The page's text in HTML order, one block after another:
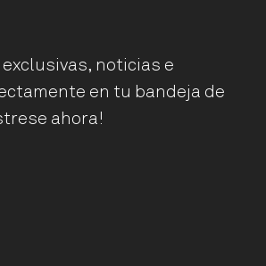
noticias e
en tu bandeja de
ahora!